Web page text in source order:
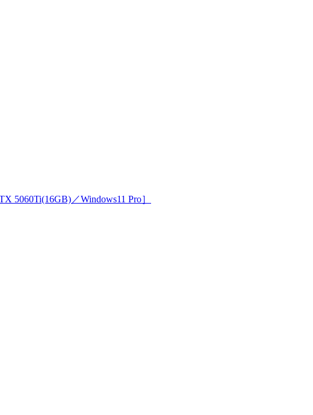
5060Ti(16GB)／Windows11 Pro］